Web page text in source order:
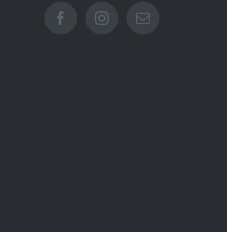
FacebookInstagramEmail